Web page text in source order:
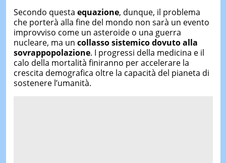
Secondo questa equazione, dunque, il problema
che porterà alla fine del mondo non sarà un evento
improvviso come un asteroide o una guerra
nucleare, ma un collasso sistemico dovuto alla
sovrappopolazione. I progressi della medicina e il
calo della mortalità finiranno per accelerare la
crescita demografica oltre la capacità del pianeta di
sostenere l’umanità.